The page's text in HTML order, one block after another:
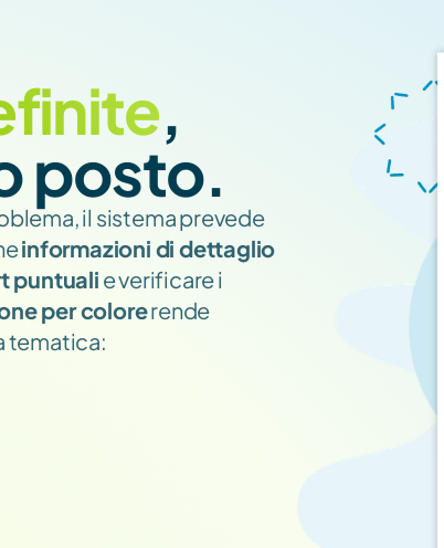
,
posto.
il sistema prevede
informazioni di dettaglio
puntuali
per colore rende
tematica: